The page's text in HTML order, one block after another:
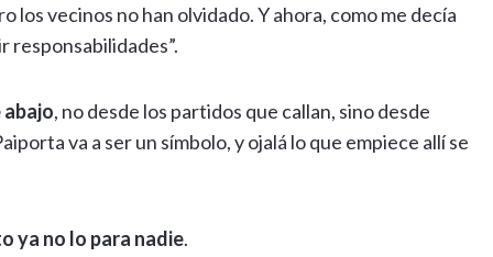
los vecinos no han olvidado. Y ahora, como me decía
responsabilidades”.
, no desde los partidos que callan, sino desde
va a ser un símbolo, y ojalá lo que empiece allí se
ya no lo para nadie.